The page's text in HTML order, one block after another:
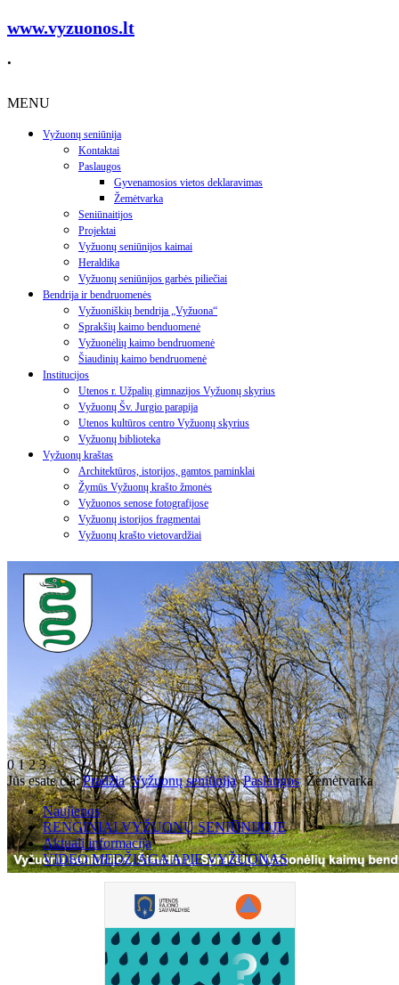
www.vyzuonos.lt
.
MENU
Vyžuonų seniūnija
Kontaktai
Paslaugos
Gyvenamosios vietos deklaravimas
Žemėtvarka
Seniūnaitijos
Projektai
Vyžuonų seniūnijos kaimai
Heraldika
Vyžuonų seniūnijos garbės piliečiai
Bendrija ir bendruomenės
Vyžuoniškių bendrija „Vyžuona“
Sprakšių kaimo benduomenė
Vyžuonėlių kaimo bendruomenė
Šiaudinių kaimo bendruomenė
Institucijos
Utenos r. Užpalių gimnazijos Vyžuonų skyrius
Vyžuonų Šv. Jurgio parapija
Utenos kultūros centro Vyžuonų skyrius
Vyžuonų biblioteka
Vyžuonų kraštas
Architektūros, istorijos, gamtos paminklai
Žymūs Vyžuonų krašto žmonės
Vyžuonos senose fotografijose
Vyžuonų istorijos fragmentai
Vyžuonų krašto vietovardžiai
0123
Jūs esate čia:Pradžia Vyžuonų seniūnija Paslaugos Žemėtvarka
Naujienos
RENGINIAI VYŽUONŲ SENIŪNIJOJE
Aktuali informacija
VIDEO MEDŽIAGA APIE VYŽUONAS